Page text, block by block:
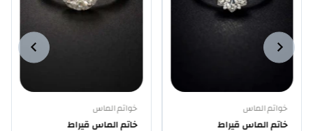
خواتم الماس
خاتم الماس قيراط
خواتم الماس
خاتم الماس قيراط